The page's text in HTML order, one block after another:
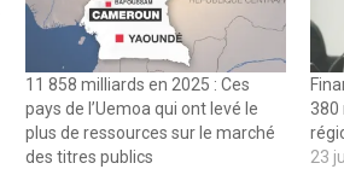
11 858 milliards en 2025 : Ces
pays de l’Uemoa qui ont levé le
plus de ressources sur le marché
des titres publics
380
23